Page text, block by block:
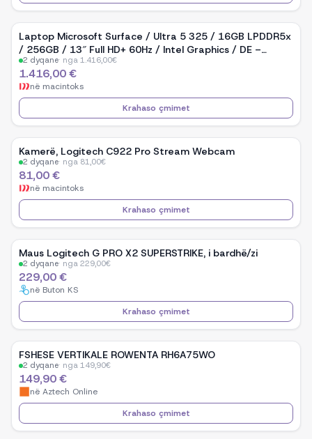
Laptop Microsoft Surface / Ultra 5 325 / 16GB LPDDR5x
/ 256GB / 13″ Full HD+ 60Hz / Intel Graphics / DE –
Aluminium
2 dyqane· nga 1.416,00€
1.416,00 €
në macintoks
Krahaso çmimet
Kamerë, Logitech C922 Pro Stream Webcam
2 dyqane· nga 81,00€
81,00 €
në macintoks
Krahaso çmimet
Maus Logitech G PRO X2 SUPERSTRIKE, i bardhë/zi
2 dyqane· nga 229,00€
229,00 €
në Buton KS
Krahaso çmimet
FSHESE VERTIKALE ROWENTA RH6A75WO
2 dyqane· nga 149,90€
149,90 €
në Aztech Online
Krahaso çmimet